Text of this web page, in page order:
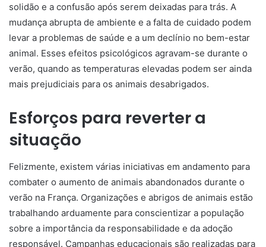
solidão e a confusão após serem deixadas para trás. A
mudança abrupta de ambiente e a falta de cuidado podem
levar a problemas de saúde e a um declínio no bem-estar
animal. Esses efeitos psicológicos agravam-se durante o
verão, quando as temperaturas elevadas podem ser ainda
mais prejudiciais para os animais desabrigados.
Esforços para reverter a
situação
Felizmente, existem várias iniciativas em andamento para
combater o aumento de animais abandonados durante o
verão na França. Organizações e abrigos de animais estão
trabalhando arduamente para conscientizar a população
sobre a importância da responsabilidade e da adoção
responsável. Campanhas educacionais são realizadas para